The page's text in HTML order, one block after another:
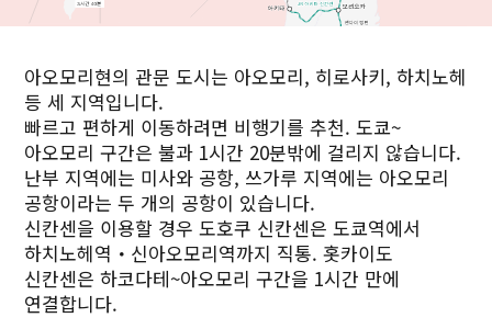
아오모리현의 관문 도시는 아오모리, 히로사키, 하치노헤
등 세 지역입니다.
빠르고 편하게 이동하려면 비행기를 추천. 도쿄~
아오모리 구간은 불과 1시간 20분밖에 걸리지 않습니다.
난부 지역에는 미사와 공항, 쓰가루 지역에는 아오모리
공항이라는 두 개의 공항이 있습니다.
신칸센을 이용할 경우 도호쿠 신칸센은 도쿄역에서
하치노헤역・신아오모리역까지 직통. 홋카이도
신칸센은 하코다테~아오모리 구간을 1시간 만에
연결합니다.